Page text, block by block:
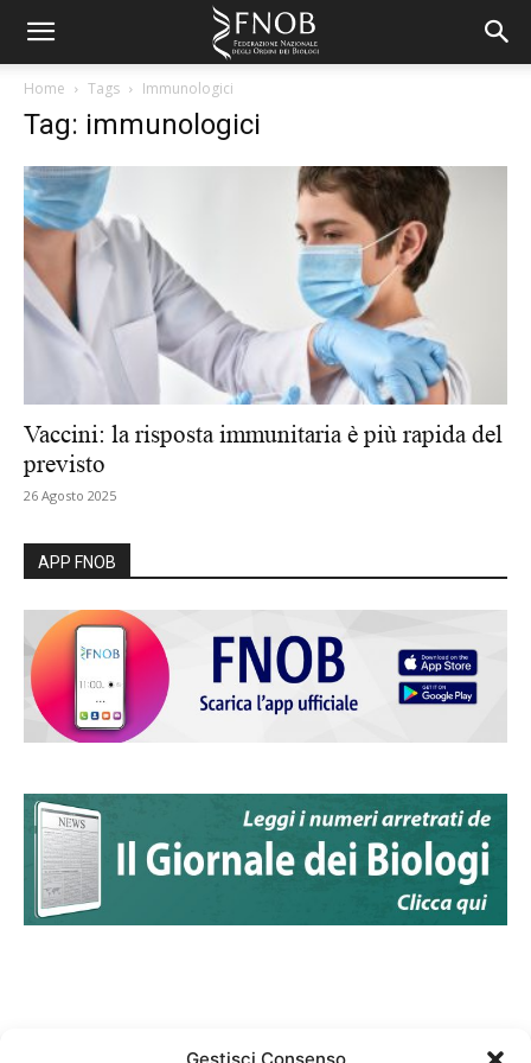
Home Tags Immunologici
Tag: immunologici
Vaccini: la risposta immunitaria è più rapida del
previsto
26 Agosto 2025
APP FNOB